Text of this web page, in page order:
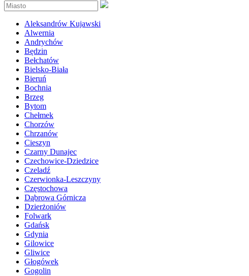
Aleksandrów Kujawski
Alwernia
Andrychów
Będzin
Bełchatów
Bielsko-Biała
Bieruń
Bochnia
Brzeg
Bytom
Chełmek
Chorzów
Chrzanów
Cieszyn
Czarny Dunajec
Czechowice-Dziedzice
Czeladź
Czerwionka-Leszczyny
Częstochowa
Dąbrowa Górnicza
Dzierżoniów
Folwark
Gdańsk
Gdynia
Gilowice
Gliwice
Głogówek
Gogolin